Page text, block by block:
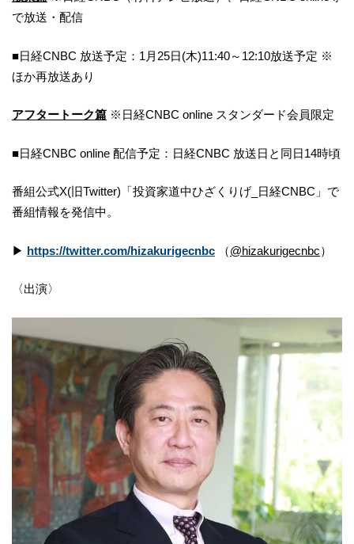
で放送・配信
■日経CNBC 放送予定：1月25日(木)11:40～12:10放送予定 ※
ほか再放送あり
アフタートーク篇 ※日経CNBC online スタンダード会員限定
■日経CNBC online 配信予定：日経CNBC 放送日と同日14時頃
番組公式X(旧Twitter)「投資家道中ひざくりげ_日経CNBC」で
番組情報を発信中。
▶ https://twitter.com/hizakurigecnbc （@hizakurigecnbc）
〈出演〉